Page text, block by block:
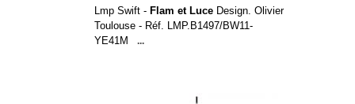
Lmp Swift - Flam et LuceDesign. Olivier
Toulouse - Réf. LMP.B1497/BW11-
YE41M
...